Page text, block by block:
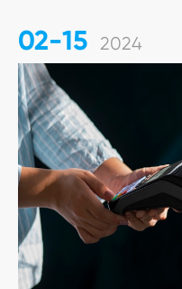
02-15 2024